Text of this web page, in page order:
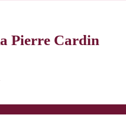
Pierre Cardin